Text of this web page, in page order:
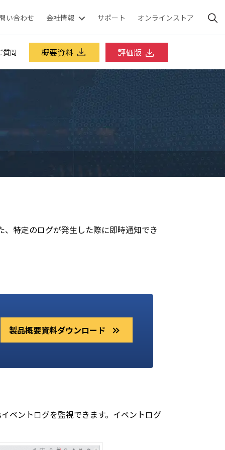
い合わせ 会社情報 サポート オンラインストア
質問 概要資料 評価版
特定のログが発生した際に即時通知でき
製品概要資料ダウンロード
ベントログを監視できます。イベントログ